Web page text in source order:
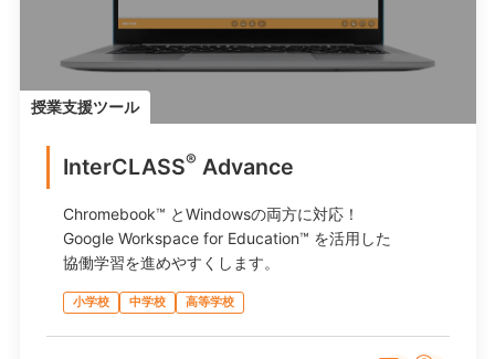
授業支援ツール
InterCLASS® Advance
Chromebook™ とWindowsの両方に対応！
Google Workspace for Education™ を活用した
協働学習を進めやすくします。
小学校 中学校 高等学校